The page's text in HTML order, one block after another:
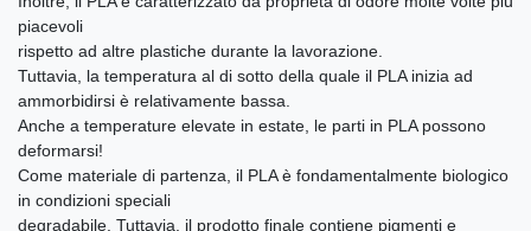
piacevoli
rispetto ad altre plastiche durante la lavorazione.
Tuttavia, la temperatura al di sotto della quale il PLA inizia ad
ammorbidirsi è relativamente bassa.
Anche a temperature elevate in estate, le parti in PLA possono
deformarsi!
Come materiale di partenza, il PLA è fondamentalmente biologico
in condizioni speciali
degradabile. Tuttavia, il prodotto finale contiene pigmenti e